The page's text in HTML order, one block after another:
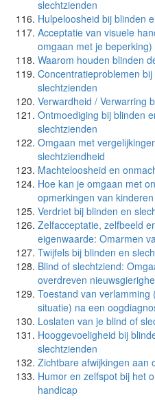
slechtzienden
Hulpeloosheid bij blinden
Acceptatie van visuele
omgaan met je beperking)
Waarom houden blinden
Concentratieproblemen
slechtzienden
Verwardheid / Verwarring
Ontmoediging bij blinden
slechtzienden
Omgaan met
slechtziendheid
Machteloosheid en
Hoe kan je omgaan met
opmerkingen van
Verdriet bij blinden en
Zelfacceptatie, zelfbeeld
eigenwaarde: Omarmen
Twijfels bij blinden en
Blind of slechtziend:
overdreven
Toestand van verlamming
situatie) na een
Loslaten van je blind of
Hooggevoeligheid bij
slechtzienden
Zichtbare afwijkingen aan
Humor en zelfspot bij het
handicap